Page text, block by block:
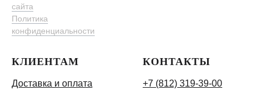
сайта
Политика
конфиденциальности
КЛИЕНТАМ
Доставка и оплата
КОНТАКТЫ
+7 (812) 319-39-00